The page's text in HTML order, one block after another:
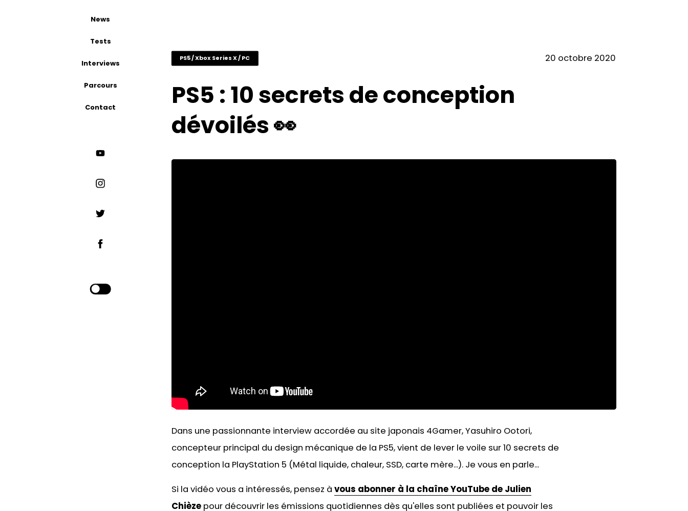
News
Tests
Interviews
Parcours
Contact
20 octobre 2020
PS5 / Xbox Series X / PC
PS5 : 10 secrets de conception
dévoilés 👀
Dans une passionnante interview accordée au site japonais 4Gamer, Yasuhiro Ootori,
concepteur principal du design mécanique de la PS5, vient de lever le voile sur 10 secrets de
conception la PlayStation 5 (Métal liquide, chaleur, SSD, carte mère...). Je vous en parle...
Si la vidéo vous a intéressés, pensez à vous abonner à la chaîne YouTube de Julien
Chièzepour découvrir les émissions quotidiennes dès qu'elles sont publiées et pouvoir les